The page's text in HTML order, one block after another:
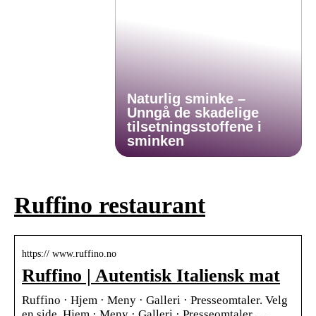
Naturlig sminke –
Unngå de skadelige
tilsetningsstoffene i
sminken
Ruffino restaurant
https:// www.ruffino.no
Ruffino | Autentisk Italiensk mat
Ruffino · Hjem · Meny · Galleri · Presseomtaler. Velg